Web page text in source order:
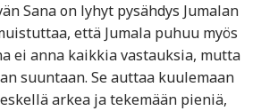
Sana on lyhyt pysähdys Jumalan
että Jumala puhuu myös
ei anna kaikkia vastauksia, mutta
suuntaan. Se auttaa kuulemaan
arkea ja tekemään pieniä,